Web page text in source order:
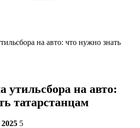
на авто: что нужно знать
утильсбора на авто:
татарстанцам
5